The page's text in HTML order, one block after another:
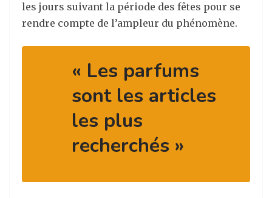
les jours suivant la période des fêtes pour se
rendre compte de l’ampleur du phénomène.
« Les parfums
sont les articles
les plus
recherchés »